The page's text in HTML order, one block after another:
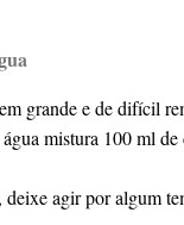
grande e de difícil
mistura 100 ml
agir por algum